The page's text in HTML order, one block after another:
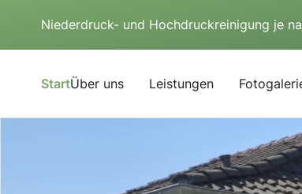
Niederdruck- und Hochdruckreinigung je
StartÜber uns Leistungen